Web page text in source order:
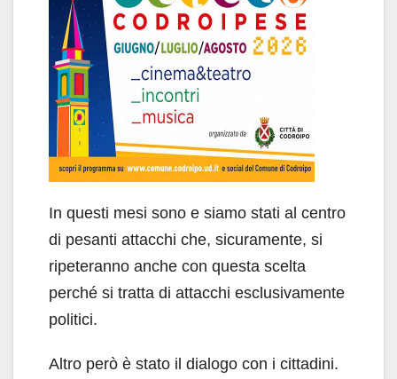
In questi mesi sono e siamo stati al centro
di pesanti attacchi che, sicuramente, si
ripeteranno anche con questa scelta
perché si tratta di attacchi esclusivamente
politici.
Altro però è stato il dialogo con i cittadini.